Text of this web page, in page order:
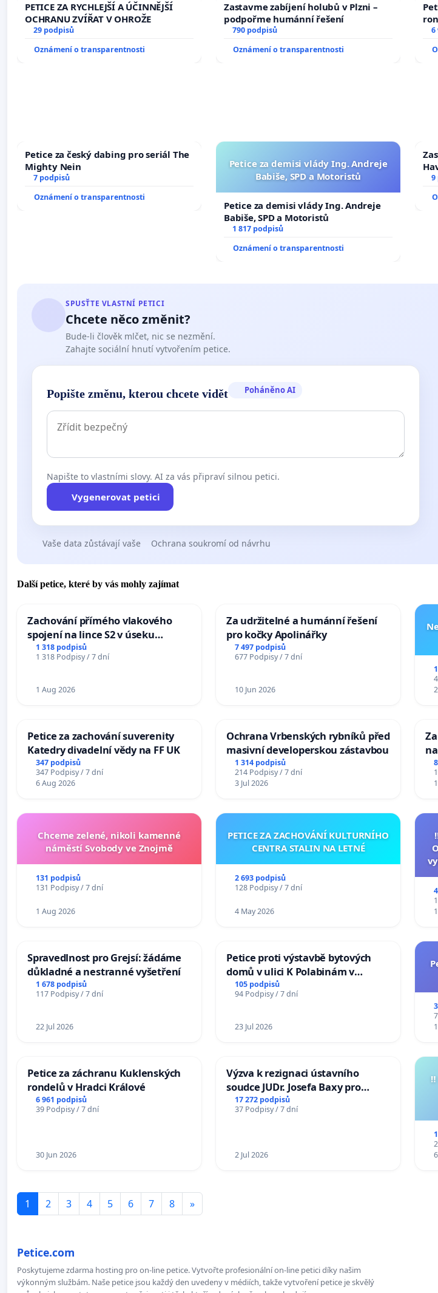
PETICE ZA RYCHLEJŠÍ A ÚČINNĚJŠÍ
OCHRANU ZVÍŘAT V OHROŽE
29 podpisů
Oznámení o transparentnosti
Zastavme zabíjení holubů v Plzni –
podpořme humánní řešení
790 podpisů
Oznámení o transparentnosti
6
Petice za český dabing pro seriál The
Mighty Nein
7 podpisů
Oznámení o transparentnosti
Petice za demisi vlády Ing. Andreje
Babiše, SPD a Motoristů
Petice za demisi vlády Ing. Andreje
Babiše, SPD a Motoristů
1 817 podpisů
Oznámení o transparentnosti
9
SPUSŤTE VLASTNÍ PETICI
Chcete něco změnit?
Bude-li člověk mlčet, nic se nezmění.
Zahajte sociální hnutí vytvořením petice.
Popište změnu, kterou chcete vidět Poháněno AI
Napište to vlastními slovy. AI za vás připraví silnou petici.
Vygenerovat petici
Vaše data zůstávají vaše Ochrana soukromí od návrhu
Další petice, které by vás mohly zajímat
Zachování přímého vlakového
spojení na lince S2 v úseku
Ostrava – Bohumín – Karviná –
Mosty u Jablunkova
1 318 podpisů
1 318 Podpisy / 7 dní
1 Aug 2026
Za udržitelné a humánní řešení
pro kočky Apolinářky
7 497 podpisů
677 Podpisy / 7 dní
10 Jun 2026
Petice za zachování suverenity
Katedry divadelní vědy na FF UK
347 podpisů
347 Podpisy / 7 dní
6 Aug 2026
Ochrana Vrbenských rybníků před
masivní developerskou zástavbou
1 314 podpisů
214 Podpisy / 7 dní
3 Jul 2026
Chceme zelené, nikoli kamenné
náměstí Svobody ve Znojmě
131 podpisů
131 Podpisy / 7 dní
1 Aug 2026
PETICE ZA ZACHOVÁNÍ KULTURNÍHO
CENTRA STALIN NA LETNÉ
2 693 podpisů
128 Podpisy / 7 dní
4 May 2026
Spravedlnost pro Grejsí: žádáme
důkladné a nestranné vyšetření
1 678 podpisů
117 Podpisy / 7 dní
22 Jul 2026
Petice proti výstavbě bytových
domů v ulici K Polabinám v
Pardubicích
105 podpisů
94 Podpisy / 7 dní
23 Jul 2026
Petice za záchranu Kuklenských
rondelů v Hradci Králové
6 961 podpisů
39 Podpisy / 7 dní
30 Jun 2026
Výzva k rezignaci ústavního
soudce JUDr. Josefa Baxy pro
ohrožení důvěry ve spravedlivý
proces
17 272 podpisů
37 Podpisy / 7 dní
2 Jul 2026
1 2 3 4 5 6 7 8 »
Petice.com
Poskytujeme zdarma hosting pro on-line petice. Vytvořte profesionální on-line petici díky našim
výkonným službám. Naše petice jsou každý den uvedeny v médiích, takže vytvoření petice je skvělý